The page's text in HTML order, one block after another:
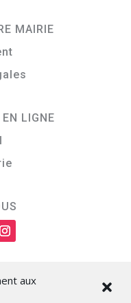
aux
MAIRIE
LIGNE